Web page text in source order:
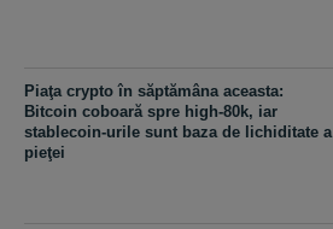
Piaţa crypto în săptămâna aceasta:
Bitcoin coboară spre high-80k, iar
stablecoin-urile sunt baza de lichiditate a
pieţei